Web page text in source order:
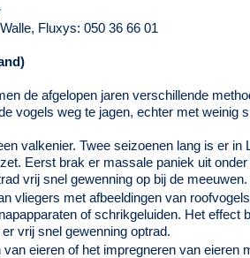
Fluxys: 050 36 66 01
de afgelopen jaren verschillende
vogels weg te jagen, echter met weinig
valkenier. Twee seizoenen lang is er in
Eerst brak er massale paniek uit
vrij snel gewenning op bij de meeuwen.
vliegers met afbeeldingen van
of schrikgeluiden. Het effect
vrij snel gewenning optrad.
van eieren of het impregneren van eieren